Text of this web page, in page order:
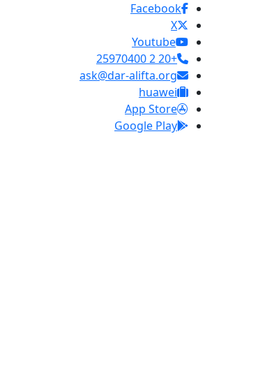
Facebook
X
Youtube
+20 2 25970400
ask@dar-alifta.org
huawei
App Store
Google Play